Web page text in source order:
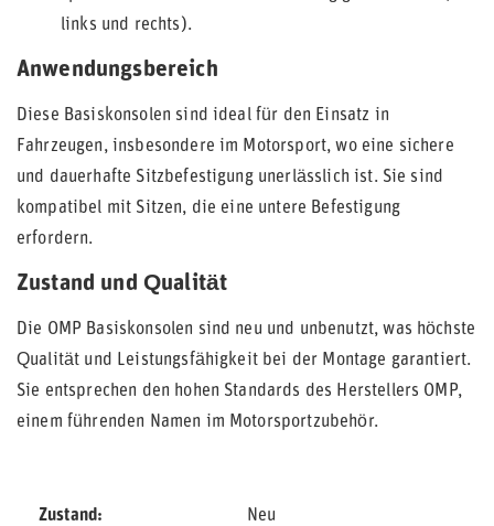
links und rechts).
Anwendungsbereich
Diese Basiskonsolen sind ideal für den Einsatz in
Fahrzeugen, insbesondere im Motorsport, wo eine sichere
und dauerhafte Sitzbefestigung unerlässlich ist. Sie sind
kompatibel mit Sitzen, die eine untere Befestigung
erfordern.
Zustand und Qualität
Die OMP Basiskonsolen sind neu und unbenutzt, was höchste
Qualität und Leistungsfähigkeit bei der Montage garantiert.
Sie entsprechen den hohen Standards des Herstellers OMP,
einem führenden Namen im Motorsportzubehör.
Zustand Neu